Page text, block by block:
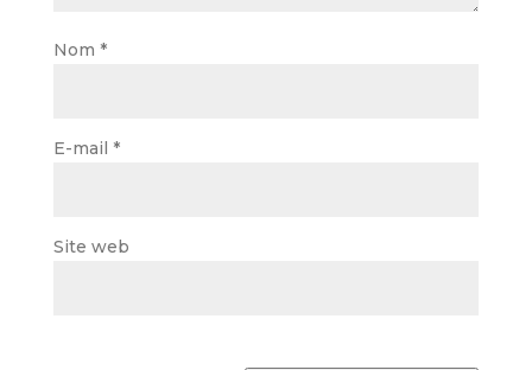
Nom *
E-mail *
Site web